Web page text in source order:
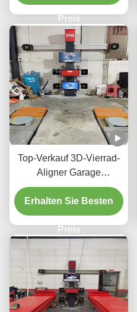
Preis
Top-Verkauf 3D-Vierrad-
Aligner Garage
Ausrüstung Alignment-
Maschine Auto Rad-
Alignment
Reparaturmaschine
Erhalten Sie Besten
Preis